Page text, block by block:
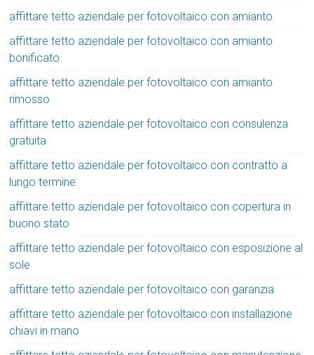
affittare tetto aziendale per fotovoltaico con amianto
affittare tetto aziendale per fotovoltaico con amianto
bonificato
affittare tetto aziendale per fotovoltaico con amianto
rimosso
affittare tetto aziendale per fotovoltaico con consulenza
gratuita
affittare tetto aziendale per fotovoltaico con contratto a
lungo termine
affittare tetto aziendale per fotovoltaico con copertura in
buono stato
affittare tetto aziendale per fotovoltaico con esposizione al
sole
affittare tetto aziendale per fotovoltaico con garanzia
affittare tetto aziendale per fotovoltaico con installazione
chiavi in mano